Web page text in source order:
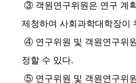
③ 객원연구위원은 연구 계
제청하여 사회과학대학장이
④ 연구위원 및 객원연구위
정할 수 있다.
⑤ 연구위원 및 객원연구위